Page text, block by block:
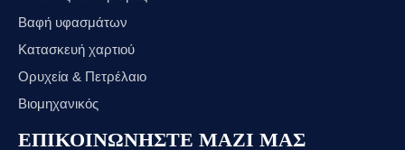
Βαφή υφασμάτων
Κατασκευή χαρτιού
Ορυχεία & Πετρέλαιο
Βιομηχανικός
ΕΠΙΚΟΙΝΩΝΗΣΤΕ ΜΑΖΙ ΜΑΣ